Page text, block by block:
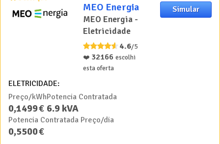
MEO Energia
MEO Energia -
Eletricidade
ELETRICIDADE:
Preço/kWh
0,1499€
Potencia Contratada
6.9 kVA
Potencia Contratada Preço/dia
0,5500€
4.6/5
❤️ 32166 escolhi
esta oferta
Simular